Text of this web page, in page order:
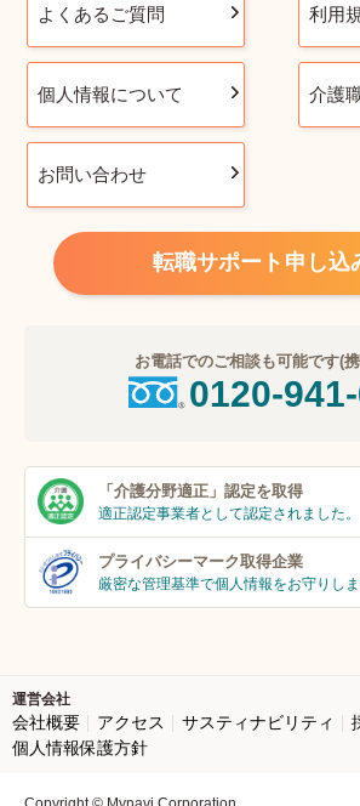
よくあるご質問 利用
個人情報について 介護
お問い合わせ
転職サポート申し込
お電話でのご相談も可能です(
0120-
「介護分野適正」 認定を取得
適正認定事業者として認定されました。
プライバシーマーク取得企業
厳密な管理基準で個人情報をお守りしま
運営会社
会社概要 アクセス サスティナビリティ
個人情報保護方針